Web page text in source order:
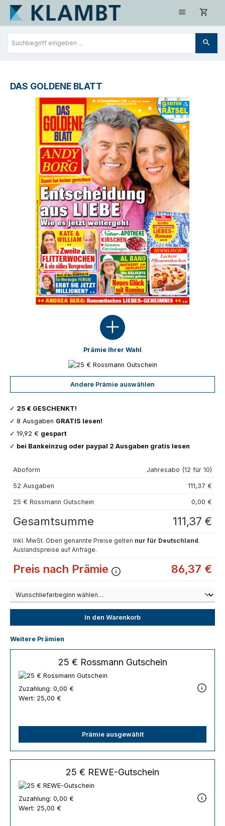
Zum Hauptinhalt springen
DAS GOLDENE BLATT
Prämie Ihrer Wahl
Andere Prämie auswählen
25 € GESCHENKT!
8 Ausgaben GRATIS lesen!
19,92 € gespart
bei Bankeinzug oder paypal 2 Ausgaben gratis lesen
Aboform Jahresabo (12 für 10)
52 Ausgaben 111,37 €
25 € Rossmann Gutschein 0,00 €
Gesamtsumme 111,37 €
Inkl. MwSt. Oben genannte Preise gelten nur für Deutschland.
Auslandspreise auf Anfrage.
Preis nach Prämie 86,37 €
In den Warenkorb
Weitere Prämien
25 € Rossmann Gutschein
Zuzahlung: 0,00 €
Wert: 25,00 €
Prämie ausgewählt
25 € REWE-Gutschein
Zuzahlung: 0,00 €
Wert: 25,00 €